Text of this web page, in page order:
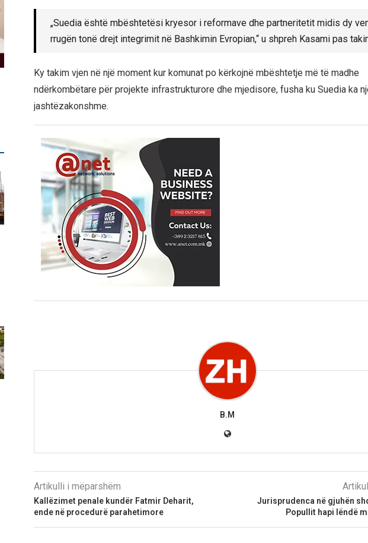
„Suedia është mbështetësi kryesor i reformave dhe partneritetit midis dy
rrugën tonë drejt integrimit në Bashkimin Evropian,“ u shpreh Kasami pas
Ky takim vjen në një moment kur komunat po kërkojnë mbështetje më të madhe
ndërkombëtare për projekte infrastrukturore dhe mjedisore, fusha ku Suedia ka
jashtëzakonshme.
B.M
Artikulli i mëparshëm
Kallëzimet penale kundër Fatmir Deharit,
ende në procedurë parahetimore
Jurisprudenca në gjuhën
Popullit hapi lëndë